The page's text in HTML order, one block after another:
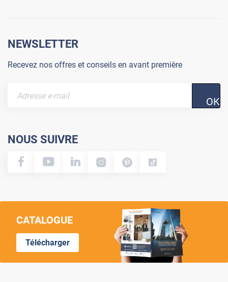
NEWSLETTER
Recevez nos offres et conseils en avant première
OK
NOUS SUIVRE
CATALOGUE
Télécharger